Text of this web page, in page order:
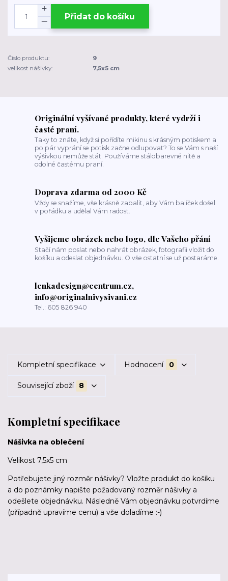
Přidat do košíku
Číslo produktu:
9
velikost nášivky:
7,5x5 cm
Originální vyšívané produkty, které vydrží i
časté praní.
Taky to znáte, když si pořídíte mikinu s krásným potiskem a
po pár vyprání se potisk začne odlupovat? To se Vám s naší
výšivkou nemůže stát. Používáme stálobarevné nitě a
odolné častému praní.
Doprava zdarma od 2000 Kč
Vždy se snažíme, vše krásně zabalit, aby Vám balíček došel
v pořádku a udělal Vám radost.
Vyšijeme obrázek nebo logo, dle Vašeho přání
Stačí nám poslat nebo nahrát obrázek, fotografii vložit do
košíku a odeslat objednávku. O vše ostatní se už postaráme.
lenkadesign@centrum.cz,
info@originalnivysivani.cz
Tel.: 605 826 940
Kompletní specifikace Hodnocení 0
Související zboží 8
Kompletní specifikace
Nášivka na oblečení
Velikost 7,5x5 cm
Potřebujete jiný rozměr nášivky? Vložte produkt do košíku
a do poznámky napište požadovaný rozměr nášivky a
odešlete objednávku. Následně Vám objednávku potvrdíme
(případně upravíme cenu) a vše doladíme :-)